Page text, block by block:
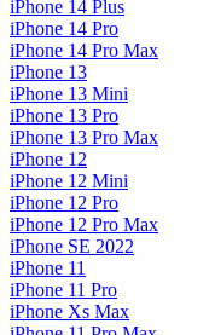
iPhone 14 Plus
iPhone 14 Pro
iPhone 14 Pro Max
iPhone 13
iPhone 13 Mini
iPhone 13 Pro
iPhone 13 Pro Max
iPhone 12
iPhone 12 Mini
iPhone 12 Pro
iPhone 12 Pro Max
iPhone SE 2022
iPhone 11
iPhone 11 Pro
iPhone Xs Max